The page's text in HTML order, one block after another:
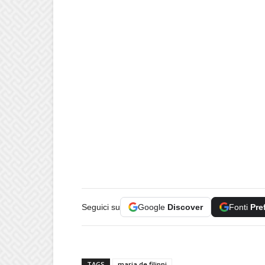
Seguici su Google Discover Fonti